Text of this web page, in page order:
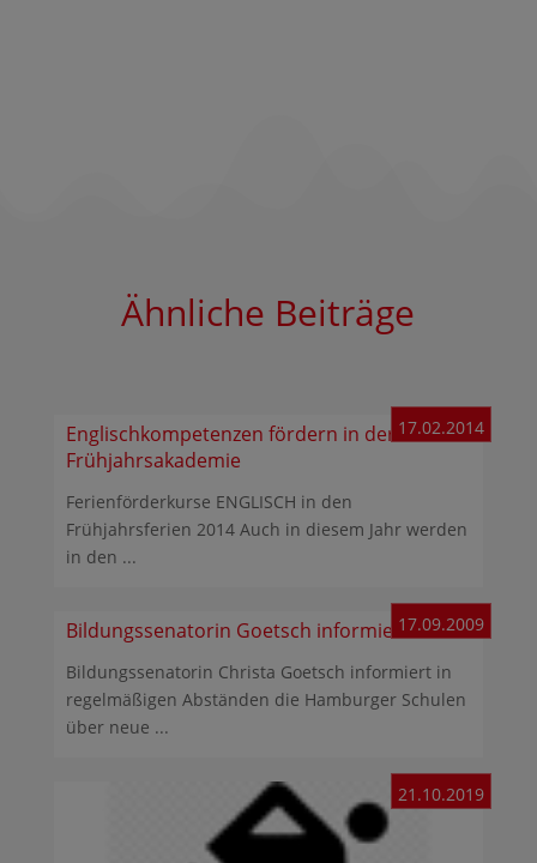
Ähnliche Beiträge
Englischkompetenzen fördern in der
Frühjahrsakademie
17.02.2014
Ferienförderkurse ENGLISCH in den
Frühjahrsferien 2014 Auch in diesem Jahr werden
in den ...
Bildungssenatorin Goetsch informiert17.09.2009
Bildungssenatorin Christa Goetsch informiert in
regelmäßigen Abständen die Hamburger Schulen
über neue ...
21.10.2019